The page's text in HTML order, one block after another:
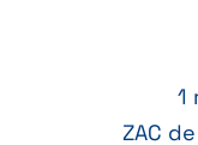
1
ZAC